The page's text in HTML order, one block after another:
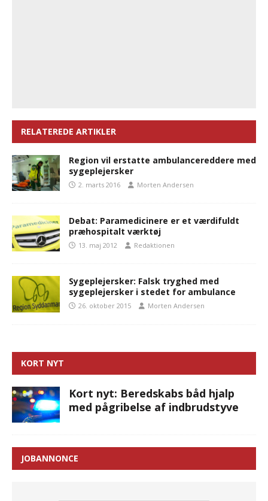
RELATEREDE ARTIKLER
Region vil erstatte ambulancereddere med
sygeplejersker
2. marts 2016 Morten Andersen
Debat: Paramedicinere er et værdifuldt
præhospitalt værktøj
13. maj 2012 Redaktionen
Sygeplejersker: Falsk tryghed med
sygeplejersker i stedet for ambulance
26. oktober 2015 Morten Andersen
KORT NYT
Kort nyt: Beredskabs båd hjalp
med pågribelse af indbrudstyve
JOBANNONCE